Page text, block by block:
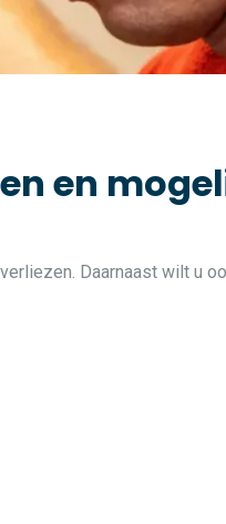
en
Daarnaast wilt u